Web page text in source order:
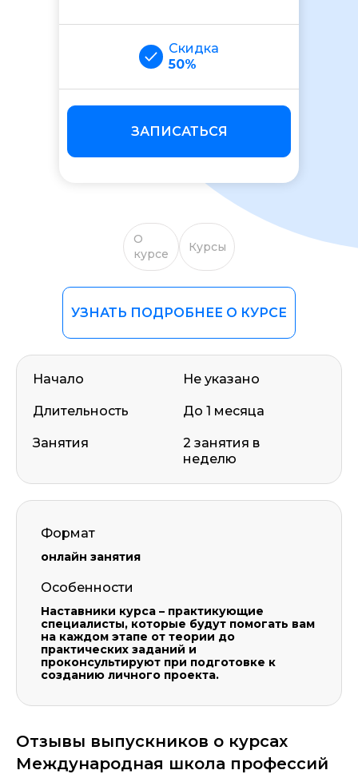
Скидка
50%
ЗАПИСАТЬСЯ
О
курсе
Курсы
УЗНАТЬ ПОДРОБНЕЕ О КУРСЕ
Начало
Длительность
Занятия
Не указано
До 1 месяца
2 занятия в
неделю
Формат
онлайн занятия
Особенности
Наставники курса – практикующие
специалисты, которые будут помогать вам
на каждом этапе от теории до
практических заданий и
проконсультируют при подготовке к
созданию личного проекта.
Отзывы выпускников о курсах
Международная школа профессий